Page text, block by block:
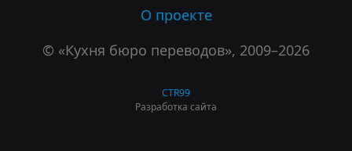
О проекте
© «Кухня бюро переводов», 2009–2026
CTR99
Разработка сайта